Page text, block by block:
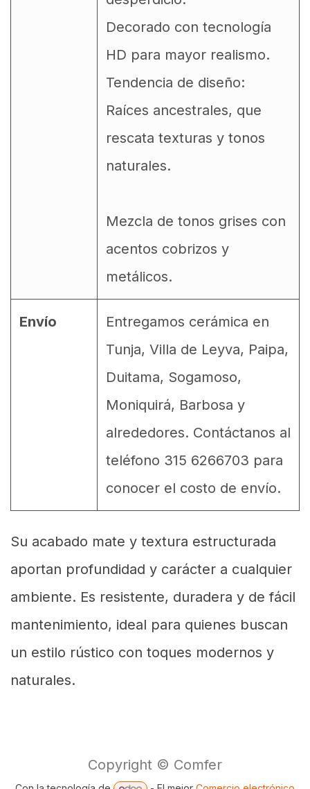
Decorado con tecnología
HD para mayor realismo.
Tendencia de diseño:
Raíces ancestrales, que
rescata texturas y tonos
naturales.
Mezcla de tonos grises con
acentos cobrizos y
metálicos.
Envío
Entregamos cerámica en
Tunja, Villa de Leyva, Paipa,
Duitama, Sogamoso,
Moniquirá, Barbosa y
alrededores. Contáctanos al
teléfono 315 6266703 para
conocer el costo de envío.
Su acabado mate y textura estructurada
aportan profundidad y carácter a cualquier
ambiente. Es resistente, duradera y de fácil
mantenimiento, ideal para quienes buscan
un estilo rústico con toques modernos y
naturales.
Copyright © Comfer